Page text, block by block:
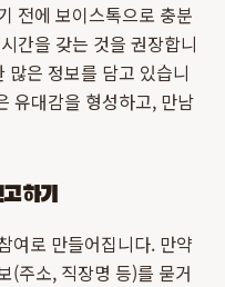
전에 보이스톡으로 충분
간을 갖는 것을 권장합니
많은 정보를 담고 있습니
유대감을 형성하고, 만남
하기
여로 만들어집니다. 만약
(주소, 직장명 등)를 묻거